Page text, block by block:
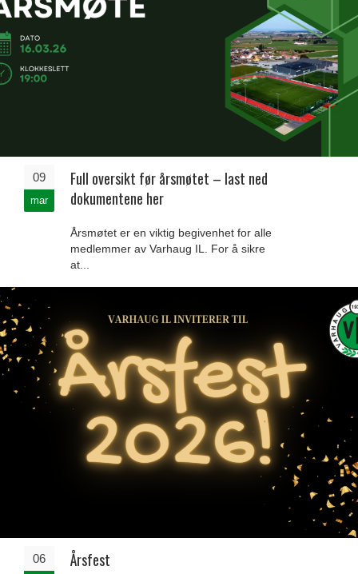
09
mar
Full oversikt før årsmøtet – last ned
dokumentene her
Årsmøtet er en viktig begivenhet for alle
medlemmer av Varhaug IL. For å sikre
at...
06 Årsfest